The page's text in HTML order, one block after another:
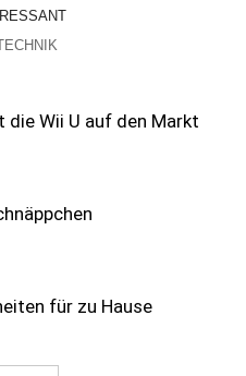
die Wii U auf den Markt
für zu Hause